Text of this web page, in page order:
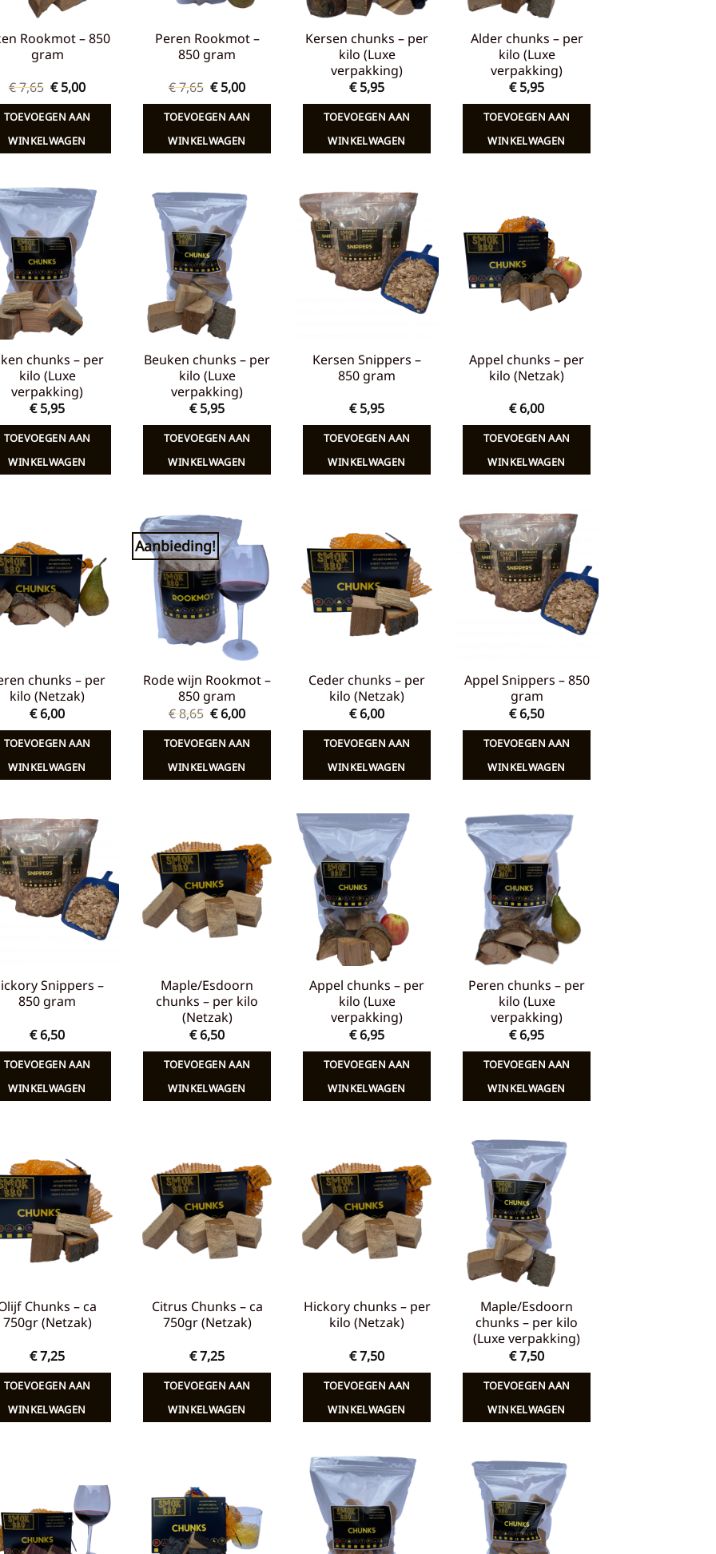
Rookmot – 850
gram
€7,65 Oorspronkelijke
prijs
was:
€ 7,65.
€5,00Huidige
is:
€ 5,00.
TOEVOEGEN AAN
WINKELWAGEN
Peren Rookmot –
850 gram
€7,65 Oorspronkelijke
prijs
was:
€ 7,65.
€5,00Huidige
is:
€ 5,00.
TOEVOEGEN AAN
WINKELWAGEN
Kersen chunks – per
kilo (Luxe
verpakking)
€5,95
TOEVOEGEN AAN
WINKELWAGEN
Alder chunks – per
kilo (Luxe
verpakking)
€5,95
TOEVOEGEN AAN
WINKELWAGEN
Toevoegen
aan
verlanglijst
chunks – per
kilo (Luxe
verpakking)
€5,95
TOEVOEGEN AAN
WINKELWAGEN
Toevoegen
aan
verlanglijst
Beuken chunks – per
kilo (Luxe
verpakking)
€5,95
TOEVOEGEN AAN
WINKELWAGEN
Toevoegen
aan
verlanglijst
Kersen Snippers –
850 gram
€5,95
TOEVOEGEN AAN
WINKELWAGEN
Toevoegen
aan
verlanglijst
Appel chunks – per
kilo (Netzak)
€6,00
TOEVOEGEN AAN
WINKELWAGEN
Toevoegen
aan
verlanglijst
chunks – per
kilo (Netzak)
€6,00
TOEVOEGEN AAN
WINKELWAGEN
Aanbieding!
Toevoegen
verlanglijst
Rode wijn Rookmot –
850 gram
€8,65 Oorspronkelijke
prijs
was:
€ 8,65.
€6,00Huidige
is:
€ 6,00.
TOEVOEGEN AAN
WINKELWAGEN
Toevoegen
aan
verlanglijst
Ceder chunks – per
kilo (Netzak)
€6,00
TOEVOEGEN AAN
WINKELWAGEN
Toevoegen
aan
verlanglijst
Appel Snippers – 850
gram
€6,50
TOEVOEGEN AAN
WINKELWAGEN
Toevoegen
aan
verlanglijst
Snippers –
850 gram
€6,50
TOEVOEGEN AAN
WINKELWAGEN
Toevoegen
aan
verlanglijst
Maple/Esdoorn
chunks – per kilo
(Netzak)
€6,50
TOEVOEGEN AAN
WINKELWAGEN
Toevoegen
verlanglijst
Appel chunks – per
kilo (Luxe
verpakking)
€6,95
TOEVOEGEN AAN
WINKELWAGEN
Toevoegen
aan
verlanglijst
Peren chunks – per
kilo (Luxe
verpakking)
€6,95
TOEVOEGEN AAN
WINKELWAGEN
Toevoegen
aan
verlanglijst
Chunks – ca
750gr (Netzak)
€7,25
TOEVOEGEN AAN
WINKELWAGEN
Toevoegen
aan
verlanglijst
Citrus Chunks – ca
750gr (Netzak)
€7,25
TOEVOEGEN AAN
WINKELWAGEN
Toevoegen
aan
verlanglijst
Hickory chunks – per
kilo (Netzak)
€7,50
TOEVOEGEN AAN
WINKELWAGEN
Toevoegen
aan
verlanglijst
Maple/Esdoorn
chunks – per kilo
(Luxe verpakking)
€7,50
TOEVOEGEN AAN
WINKELWAGEN
Toevoegen
aan
verlanglijst
Toevoegen
aan
verlanglijst
Toevoegen
aan
verlanglijst
Toevoegen
aan
verlanglijst